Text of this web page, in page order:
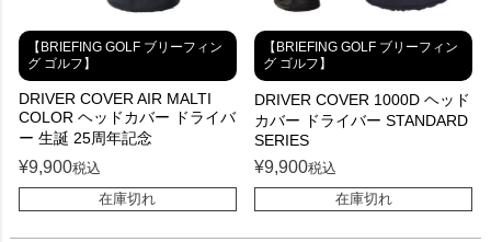
【BRIEFING GOLF ブリーフィン
グ ゴルフ】
DRIVER COVER AIR MALTI
COLOR ヘッドカバー ドライバ
ー 生誕 25周年記念
¥9,900税込
在庫切れ
【BRIEFING GOLF ブリーフィン
グ ゴルフ】
DRIVER COVER 1000D ヘッド
カバー ドライバー STANDARD
SERIES
¥9,900税込
在庫切れ